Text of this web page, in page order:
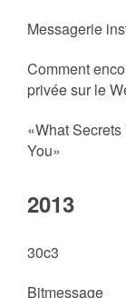
Messagerie
Comment
privée sur le
«What
You»
2013
30c3
Bitmessage